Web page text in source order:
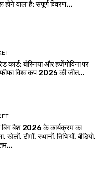
होने वाला है: संपूर्ण विवरण...
कार्ड: बोस्निया और हर्जेगोविना पर
विश्व कप 2026 की जीत...
बिग बैश 2026 के कार्यक्रम का
खेलों, टीमों, स्थानों, तिथियों, वीडियो,